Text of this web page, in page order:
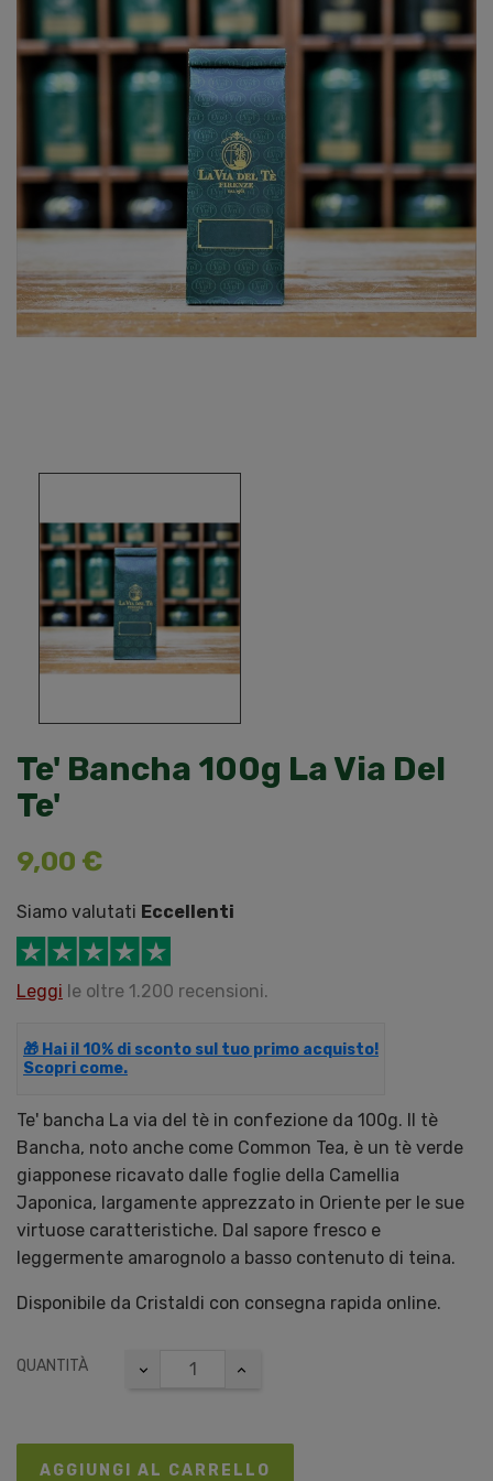
Te' Bancha 100g La Via Del
Te'
9,00 €
Siamo valutati Eccellenti
Leggi le oltre 1.200 recensioni.
🎁 Hai il 10% di sconto sul tuo primo acquisto!
Scopri come.
Te' bancha La via del tè in confezione da 100g. Il tè
Bancha, noto anche come Common Tea, è un tè verde
giapponese ricavato dalle foglie della Camellia
Japonica, largamente apprezzato in Oriente per le sue
virtuose caratteristiche. Dal sapore fresco e
leggermente amarognolo a basso contenuto di teina.
Disponibile da Cristaldi con consegna rapida online.
QUANTITÀ
AGGIUNGI AL CARRELLO